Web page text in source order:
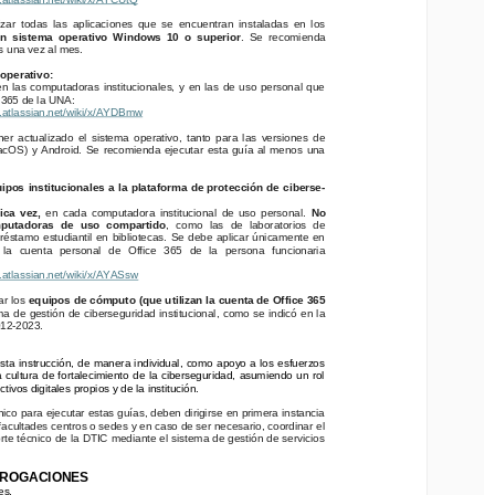
operativo Windows 10 o superior. Se recomienda
vez al mes.
computadoras institucionales, y en las de uso personal que
de la UNA:
wiki/x/AYDBmw
y Android. Se recomienda ejecutar esta guía al menos una
vez, en cada computadora institucional de uso personal.
de uso compartido, como las de laboratorios de
estudiantil en bibliotecas. Se debe aplicar únicamente en
cuenta   personal  de   Office   365  de  la   persona   funcionaria
wiki/x/AYASsw
los equipos de cómputo (que utilizan la cuenta de Office 365
de gestión de ciberseguridad institucional, como se indicó en la
2023.
digitales propios y de la institución.
para ejecutar estas guías, deben dirigirse en primera instancia
técnico de la DTIC mediante el sistema de gestión de servicios
todas las aplicaciones que se encuentran instaladas en los
sistema operativo Windows 10 o superior . Se recomienda
una vez al mes.
las computadoras institucionales, y en las de uso personal que
de la UNA:
wiki/x/AYDBmw
actualizado el sistema operativo, tanto para las versiones de
y Android. Se recomienda ejecutar esta guía al menos una
institucionales a la plataforma de protección de ciberse-
vez, en cada computadora institucional de uso personal. No
de uso compartido , como las de laboratorios de
estudiantil en bibliotecas. Se debe aplicar únicamente en
cuenta   personal  de   Office   365  de  la   persona   funcionaria
wiki/x/AYASsw
los equipos de cómputo (que utilizan la cuenta de Office 365
de gestión de ciberseguridad institucional, como se indicó en la
2023.
instrucción, de manera individual, como apoyo a los esfuerzos
de fortalecimiento de la ciberseguridad, asumiendo un rol
digitales propios y de la institución.
para ejecutar estas guías, deben dirigirse en primera instancia
centros o sedes y en caso de ser necesario, coordinar el
técnico de la DTIC mediante el sistema de gestión de servicios